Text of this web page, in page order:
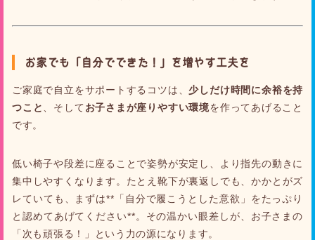
お家でも「自分でできた！」を増やす工夫を
ご家庭で自立をサポートするコツは、 少しだけ時間に余裕を持
つこと
、そしてお子さまが座りやすい環境を作ってあげること
です。
低い椅子や段差に座ることで姿勢が安定し、より指先の動きに
集中しやすくなります。たとえ靴下が裏返しでも、かかとがズ
レていても、まずは**「自分で履こうとした意欲」をたっぷり
と認めてあげてください**。その温かい眼差しが、お子さまの
「次も頑張る！」という力の源になります。